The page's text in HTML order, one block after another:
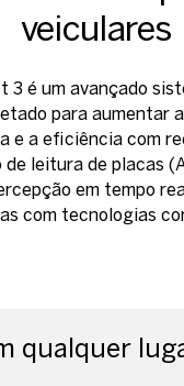
veiculares
3 é um avançado
para aumentar
e a eficiência com
leitura de placas
em tempo
com tecnologias
qualquer